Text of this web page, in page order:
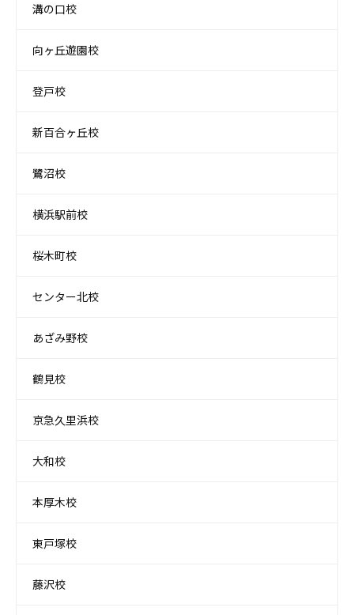
溝の口校
向ヶ丘遊園校
登戸校
新百合ヶ丘校
鷺沼校
横浜駅前校
桜木町校
センター北校
あざみ野校
鶴見校
京急久里浜校
大和校
本厚木校
東戸塚校
藤沢校